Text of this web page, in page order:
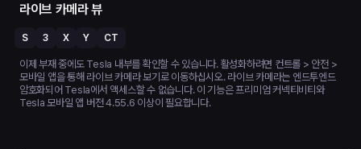
라이브 카메라 뷰
S 3 X Y CT
이제 부재 중에도 Tesla 내부를 확인할 수 있습니다. 활성화하려면 컨트롤 > 안전 >
모바일 앱을 통해 라이브 카메라 보기로 이동하십시오. 라이브 카메라는 엔드투엔드
암호화되어 Tesla에서 액세스할 수 없습니다. 이 기능은 프리미엄 커넥티비티와
Tesla 모바일 앱 버전 4.55.6 이상이 필요합니다.